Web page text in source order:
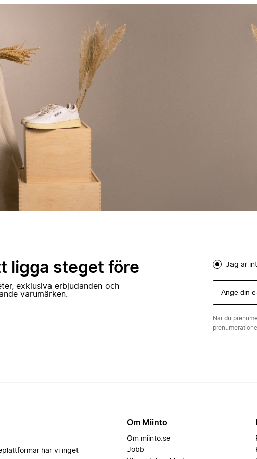
ligga steget före
exklusiva erbjudanden och
varumärken.
Jag är
När du
har vi inget
Om Miinto
Om miinto.se
Jobb